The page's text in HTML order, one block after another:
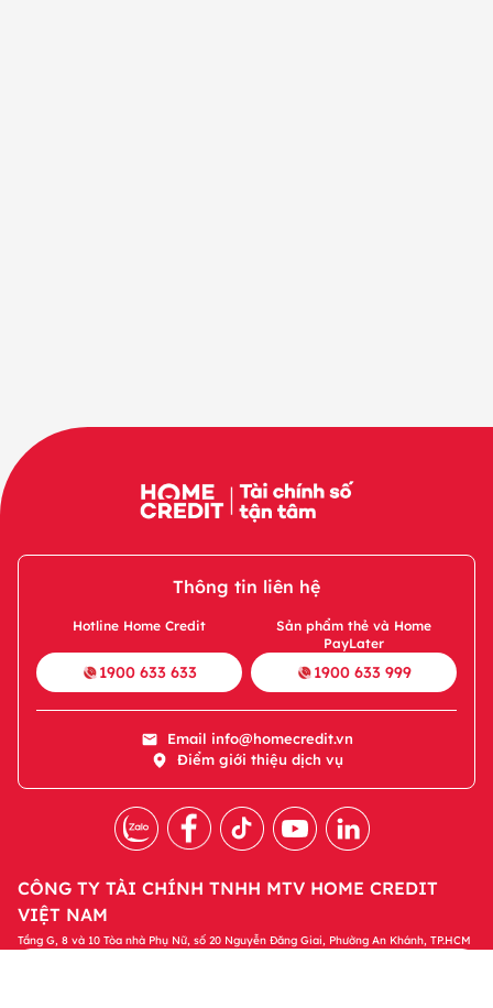
Thông tin liên hệ
Hotline Home Credit
1900 633 633
Sản phẩm thẻ và Home
PayLater
1900 633 999
Email info@homecredit.vn
Điểm giới thiệu dịch vụ
CÔNG TY TÀI CHÍNH TNHH MTV HOME CREDIT
VIỆT NAM
Tầng G, 8 và 10 Tòa nhà Phụ Nữ, số 20 Nguyễn Đăng Giai, Phường An Khánh, TP.HCM